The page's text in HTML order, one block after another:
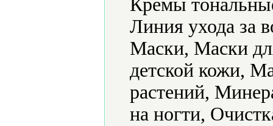
Кремы
Линия ухода за
Маски, Маски
детской кожи,
растений,
на ногти,